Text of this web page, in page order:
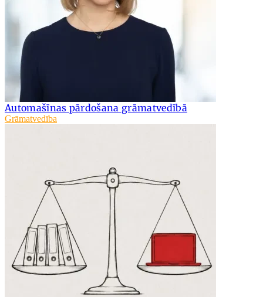
Automašīnas pārdošana grāmatvedībā
Grāmatvedība